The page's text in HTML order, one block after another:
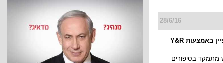
28/6/16
פלסאון בקמפיין באמצעות Y&R
מתמקד בסיפורים